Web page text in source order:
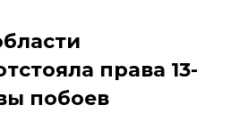
права 13-
побоев